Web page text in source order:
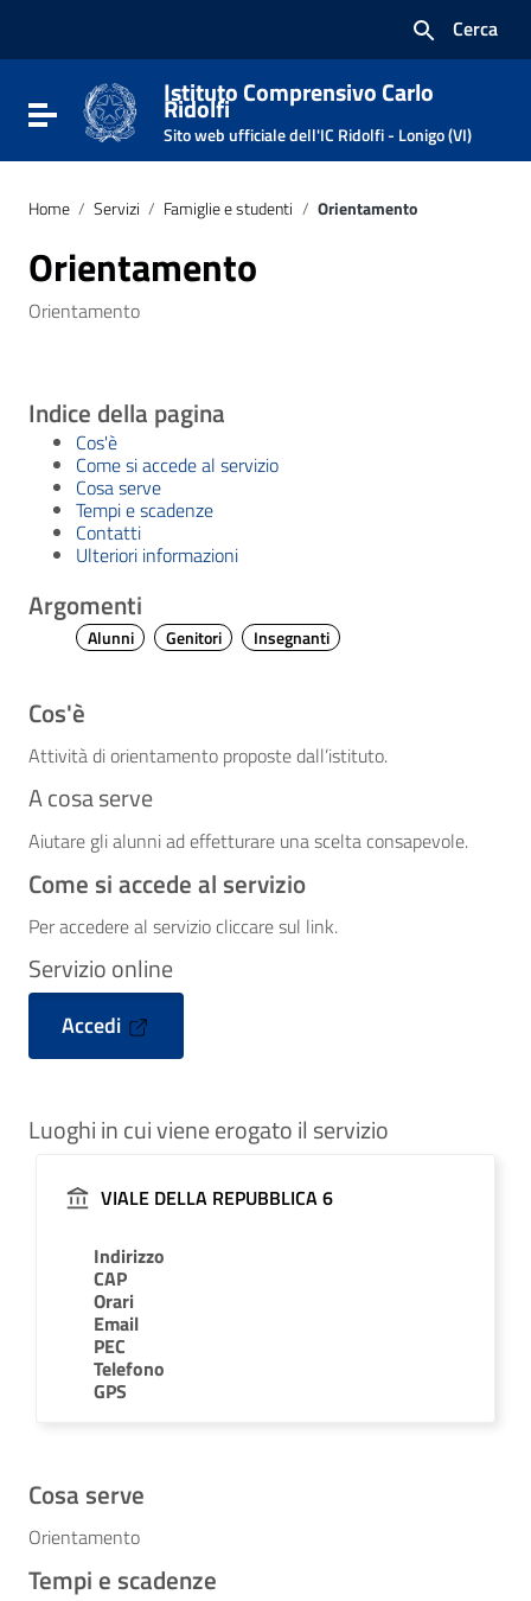
Vai al footer
Cerca
Attiva / disattiva la navigazione
Istituto Comprensivo Carlo
Ridolfi
Sito web ufficiale dell'IC Ridolfi - Lonigo (VI)
Home / Servizi / Famiglie e studenti / Orientamento
Orientamento
Orientamento
Indice della pagina
Cos'è
Come si accede al servizio
Cosa serve
Tempi e scadenze
Contatti
Ulteriori informazioni
Argomenti
Alunni Genitori Insegnanti
Cos'è
Attività di orientamento proposte dall’istituto.
A cosa serve
Aiutare gli alunni ad effetturare una scelta consapevole.
Come si accede al servizio
Per accedere al servizio cliccare sul link.
Servizio online
Accedi
Luoghi in cui viene erogato il servizio
VIALE DELLA REPUBBLICA 6
Indirizzo
CAP
Orari
Email
PEC
Telefono
GPS
Cosa serve
Orientamento
Tempi e scadenze